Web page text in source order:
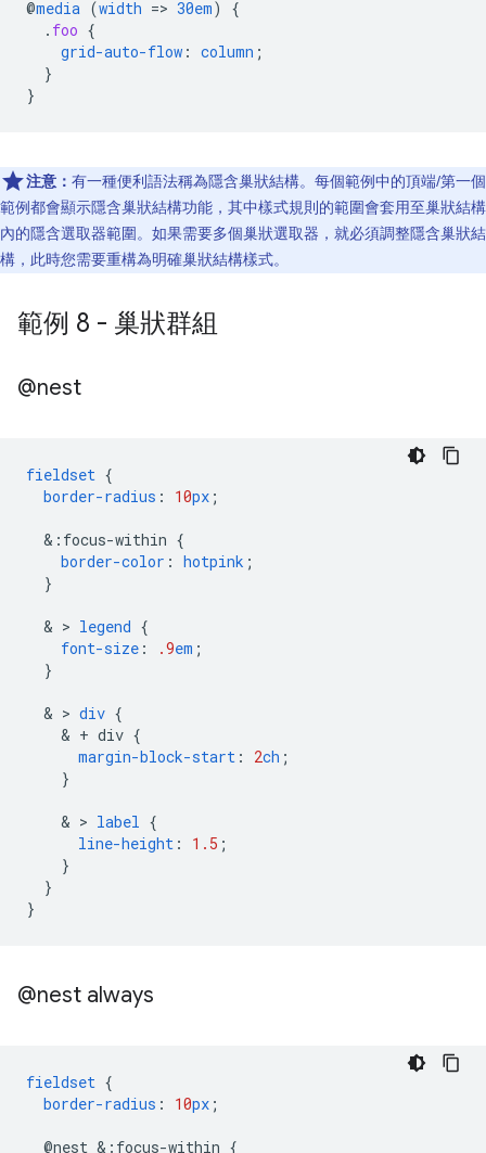
@media (width => 30em)
{
. foo {
grid-auto-flow : column ;
}
}
注意： 有一種便利語法稱為隱含巢狀結構。每個範例中的頂端/第一個
範例都會顯示隱含巢狀結構功能，其中樣式規則的範圍會套用至巢狀結構
內的隱含選取器範圍。如果需要多個巢狀選取器，就必須調整隱含巢狀結
構，此時您需要重構為明確巢狀結構樣式。
範例 8 - 巢狀群組
@nest
fieldset {
border-radius : 10px ;
& :focus-within {
border-color : hotpink ;
}
  & >
legend {
font-size : .9em ;
}
  & >
div {
    &
+ div {
margin-block-start : 2ch ;
}
    & >
label {
line-height : 1.5 ;
}
}
}
@nest always
fieldset {
border-radius : 10px ;
@nest & : focus-within {